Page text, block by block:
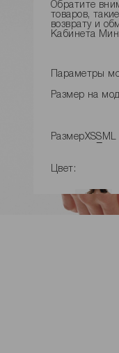
Обратите
товаров,
возврату и
Кабинета
Параметры
Размер на
РазмерXSS M L
Цвет: